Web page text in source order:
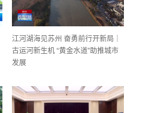
江河湖海见苏州 奋勇前行开新局｜
古运河新生机 “黄金水道”助推城市
发展